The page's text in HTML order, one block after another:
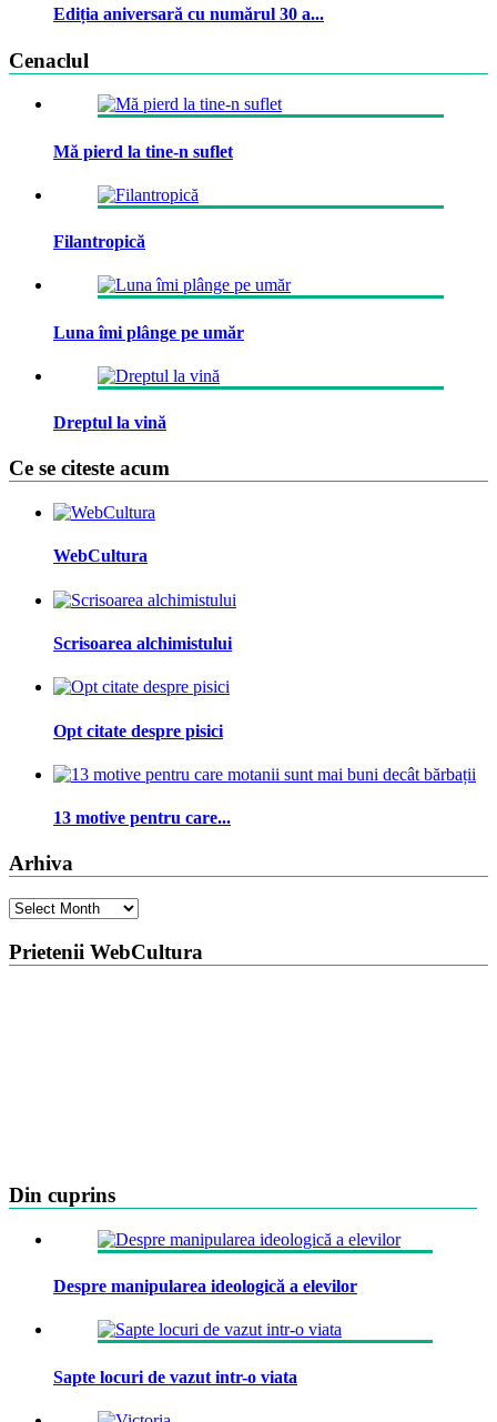
Ediția aniversară cu numărul 30 a...
Cenaclul
Mă pierd la tine-n suflet
Filantropică
Luna îmi plânge pe umăr
Dreptul la vină
Ce se citeste acum
WebCultura
Scrisoarea alchimistului
Opt citate despre pisici
13 motive pentru care...
Arhiva
Arhiva
Prietenii WebCultura
Din cuprins
Despre manipularea ideologică a elevilor
Sapte locuri de vazut intr-o viata